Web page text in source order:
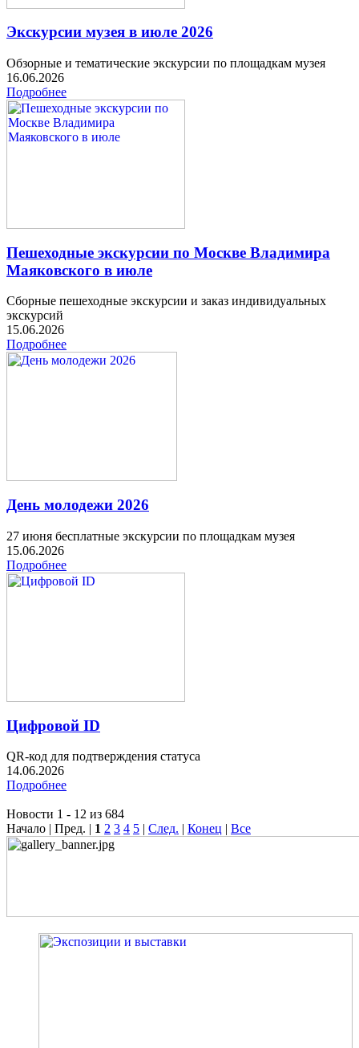
Экскурсии музея в июле 2026
Обзорные и тематические экскурсии по площадкам музея
16.06.2026
Подробнее
Пешеходные экскурсии по Москве Владимира
Маяковского в июле
Сборные пешеходные экскурсии и заказ индивидуальных
экскурсий
15.06.2026
Подробнее
День молодежи 2026
27 июня бесплатные экскурсии по площадкам музея
15.06.2026
Подробнее
Цифровой ID
QR-код для подтверждения статуса
14.06.2026
Подробнее
Новости 1 - 12 из 684
Начало | Пред. | 1 2 3 4 5 | След. | Конец | Все